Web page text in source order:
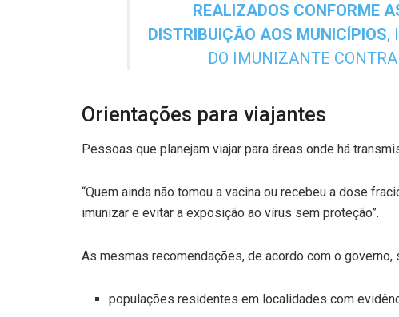
REALIZADOS CONFORME
DISTRIBUIÇÃO AOS MUNICÍPIOS,
DO IMUNIZANTE
Orientações para viajantes
Pessoas que planejam viajar para áreas onde há
“Quem ainda não tomou a vacina ou recebeu a dose
imunizar e evitar a exposição ao vírus sem proteção”.
As mesmas recomendações, de acordo com o
populações residentes em localidades com